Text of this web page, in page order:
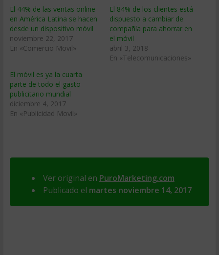
El 44% de las ventas online
en América Latina se hacen
desde un dispositivo móvil
noviembre 22, 2017
En «Comercio Movil»
El 84% de los clientes está
dispuesto a cambiar de
compañía para ahorrar en
el móvil
abril 3, 2018
En «Telecomunicaciones»
El móvil es ya la cuarta
parte de todo el gasto
publicitario mundial
diciembre 4, 2017
En «Publicidad Movil»
Ver original en PuroMarketing.com
Publicado el martes noviembre 14, 2017